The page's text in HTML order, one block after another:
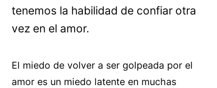
tenemos la habilidad de confiar otra
vez en el amor.
El miedo de volver a ser golpeada por el
amor es un miedo latente en muchas